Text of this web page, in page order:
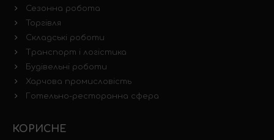
Сезонна робота
Торгівля
Складські роботи
Транспорт і логістика
Будівельні роботи
Харчова промисловість
Готельно-ресторанна сфера
КОРИСНЕ